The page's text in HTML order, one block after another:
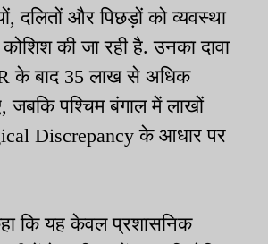
दलितों और पिछड़ों को व्यवस्था
की जा रही है. उनका दावा
के बाद 35 लाख से अधिक
जबकि पश्चिम बंगाल में लाखों
Discrepancy के आधार पर
कि यह केवल प्रशासनिक